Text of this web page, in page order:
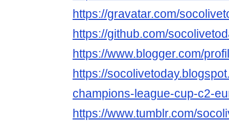
https://gravatar.com/
https://github.com/
https://www.blogger.com/
https://
champions-league-cup-c2-
https://www.tumblr.com/